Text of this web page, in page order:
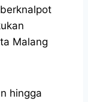
Malang
hingga